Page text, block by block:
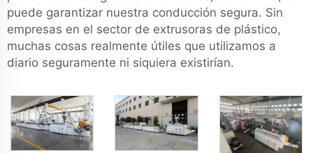
puede garantizar nuestra conducción segura. Sin
empresas en el sector de extrusoras de plástico,
muchas cosas realmente útiles que utilizamos a
diario seguramente ni siquiera existirían.